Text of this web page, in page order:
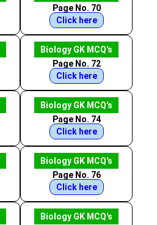
Page No. 70
Click here
Biology GK MCQ's
Page No. 72
Click here
Biology GK MCQ's
Page No. 74
Click here
Biology GK MCQ's
Page No. 76
Click here
Biology GK MCQ's